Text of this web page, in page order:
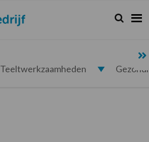
Zoeken...
Zoek
Teeltwerkzaamheden